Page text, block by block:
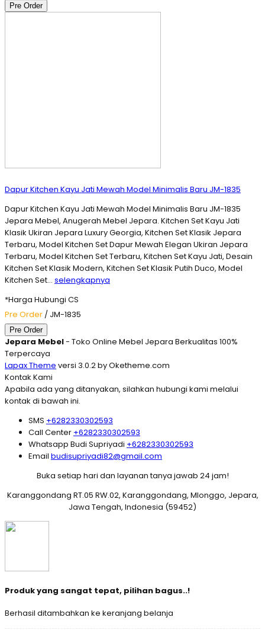
Pre Order
Dapur Kitchen Kayu Jati Mewah Model Minimalis Baru JM-1835
Dapur Kitchen Kayu Jati Mewah Model Minimalis Baru JM-1835
Jepara Mebel, Anugerah Mebel Jepara. Kitchen Set Kayu Jati
Klasik Ukiran Jepara Luxury Georgia, Kitchen Set Klasik Jepara
Terbaru, Model Kitchen Set Dapur Mewah Elegan Ukiran Jepara
Terbaru, Model Kitchen Set Terbaru, Kitchen Set Kayu Jati, Desain
Kitchen Set Klasik Modern, Kitchen Set Klasik Putih Duco, Model
Kitchen Set… selengkapnya
*Harga Hubungi CS
Pre Order / JM-1835
Pre Order
Jepara Mebel- Toko Online Mebel Jepara Berkualitas 100%
Terpercaya
Lapax Theme versi 3.0.2 by Oketheme.com
Kontak Kami
Apabila ada yang ditanyakan, silahkan hubungi kami melalui
kontak di bawah ini.
SMS +6282330302593
Call Center +6282330302593
Whatsapp Budi Supriyadi +6282330302593
Email budisupriyadi82@gmail.com
Buka setiap hari dan layanan tanya jawab 24 jam!
Karanggondang RT.05 RW.02, Karanggondang, Mlonggo, Jepara,
Jawa Tengah, Indonesia (59452)
Produk yang sangat tepat, pilihan bagus..!
Berhasil ditambahkan ke keranjang belanja